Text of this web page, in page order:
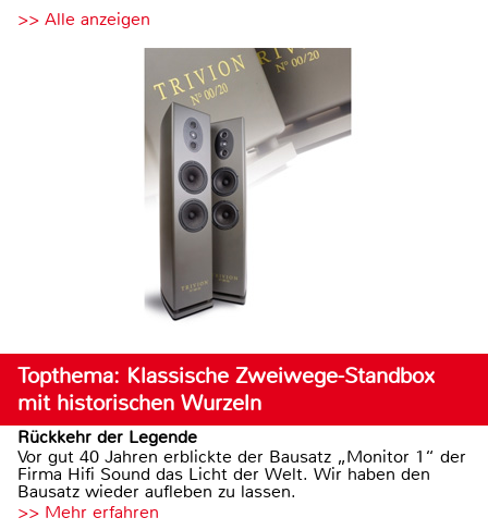
>> Alle anzeigen
Topthema: Klassische Zweiwege-Standbox
mit historischen Wurzeln
Rückkehr der Legende
Vor gut 40 Jahren erblickte der Bausatz „Monitor 1“ der
Firma Hifi Sound das Licht der Welt. Wir haben den
Bausatz wieder aufleben zu lassen.
>> Mehr erfahren